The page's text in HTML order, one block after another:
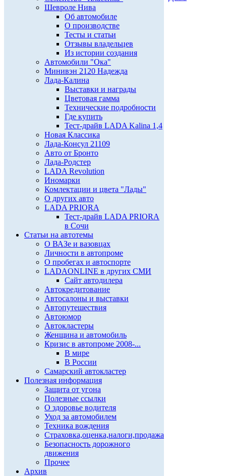
Шевроле Нива
Об автомобиле
О производстве
Тесты и статьи
Отзывы владельцев
Из истории создания
Автомобили "Ока"
Минивэн 2120 Надежда
Лада-Калина
Выставки и награды
Цветовая гамма
Технические подробности
Где купить
Тест-драйв LADA Kalina 1,4
Новая Классика
Лада-Консул 21109
Авто от Бронто
Лада-Родстер
LADA Revolution
Иномарки
Комлектации и цвета "Лады"
О других авто
LADA PRIORA
Тест-драйв LADA PRIORA
в Сочи
Статьи на автотемы
О ВАЗе и вазовцах
Личности в автопроме
О пробегах и автоспорте
LADAONLINE в других СМИ
Сайт автодилера
Автокредитование
Автосалоны и выставки
Автопутешествия
Автоюмор
Автокластеры
Женщина и автомобиль
Кризис в автопроме 2008-...
В мире
В России
Самарский автокластер
Полезная информация
Защита от угона
Полезные ссылки
О здоровье водителя
Уход за автомобилем
Техника вождения
Страховка,оценка,налоги,продажа
Безопасность дорожного
движения
Прочее
Архив